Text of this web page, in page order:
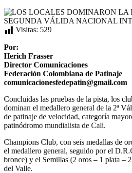
Visitas: 529
Por:
Herich Frasser
Director Comunicaciones
Federación Colombiana de Patinaje
comunicacionesfedepatin@gmail.com
Concluidas las pruebas de la pista, los
dominan el medallero general de la 2ª
de patinaje de velocidad, categoría
patinódromo mundialista de Cali.
Champions Club, con seis medallas de
el medallero general, seguido por el
bronce) y el Semillas (2 oros – 1 plata –
del Valle.